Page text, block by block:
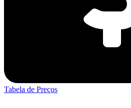
Tabela de Preços